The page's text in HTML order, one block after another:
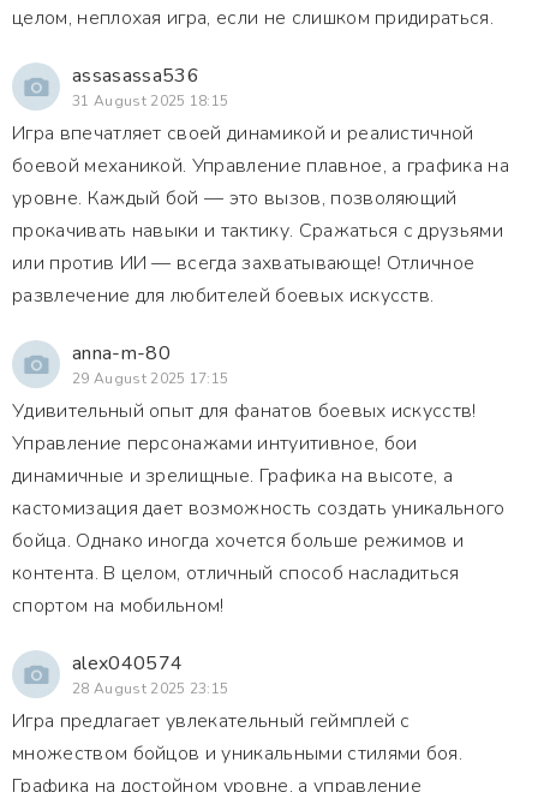
целом, неплохая игра, если не слишком придираться.
assasassa536
31 August 2025 18:15
Игра впечатляет своей динамикой и реалистичной
боевой механикой. Управление плавное, а графика на
уровне. Каждый бой — это вызов, позволяющий
прокачивать навыки и тактику. Сражаться с друзьями
или против ИИ — всегда захватывающе! Отличное
развлечение для любителей боевых искусств.
anna-m-80
29 August 2025 17:15
Удивительный опыт для фанатов боевых искусств!
Управление персонажами интуитивное, бои
динамичные и зрелищные. Графика на высоте, а
кастомизация дает возможность создать уникального
бойца. Однако иногда хочется больше режимов и
контента. В целом, отличный способ насладиться
спортом на мобильном!
alex040574
28 August 2025 23:15
Игра предлагает увлекательный геймплей с
множеством бойцов и уникальными стилями боя.
Графика на достойном уровне, а управление